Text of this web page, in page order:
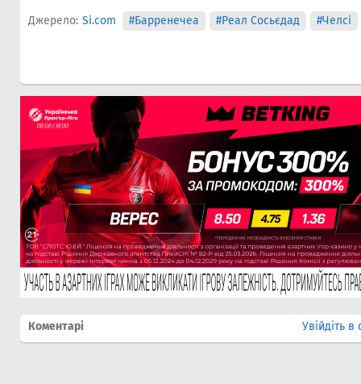
Джерело: Si.com #Барренечеа #Реал Сосьєдад #Челсi
Коментарі Увійдіть в